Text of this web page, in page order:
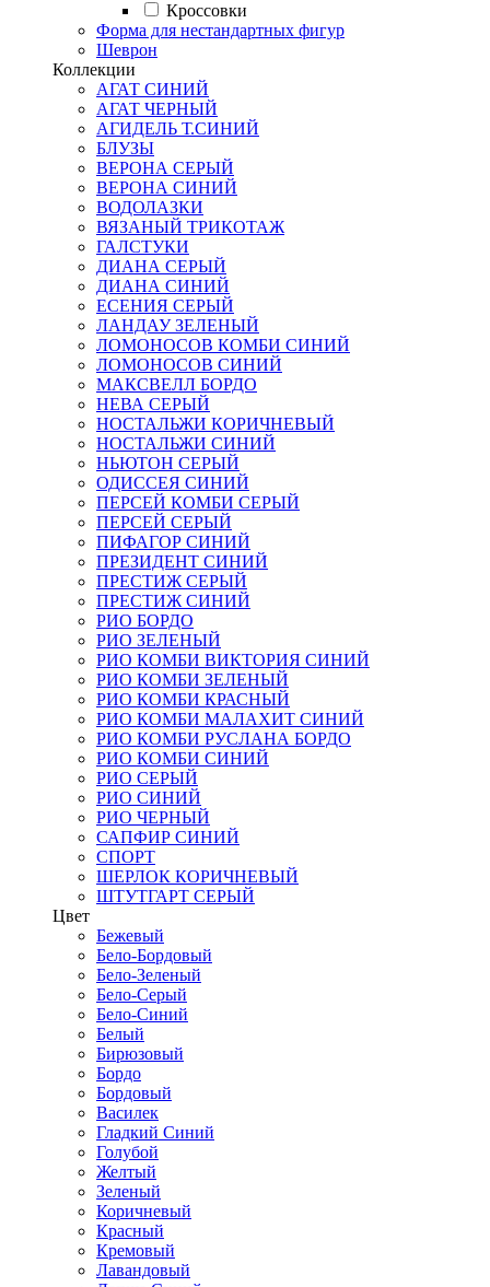
Кроссовки
Форма для нестандартных фигур
Шеврон
Коллекции
АГАТ СИНИЙ
АГАТ ЧЕРНЫЙ
АГИДЕЛЬ Т.СИНИЙ
БЛУЗЫ
ВЕРОНА СЕРЫЙ
ВЕРОНА СИНИЙ
ВОДОЛАЗКИ
ВЯЗАНЫЙ ТРИКОТАЖ
ГАЛСТУКИ
ДИАНА СЕРЫЙ
ДИАНА СИНИЙ
ЕСЕНИЯ СЕРЫЙ
ЛАНДАУ ЗЕЛЕНЫЙ
ЛОМОНОСОВ КОМБИ СИНИЙ
ЛОМОНОСОВ СИНИЙ
МАКСВЕЛЛ БОРДО
НЕВА СЕРЫЙ
НОСТАЛЬЖИ КОРИЧНЕВЫЙ
НОСТАЛЬЖИ СИНИЙ
НЬЮТОН СЕРЫЙ
ОДИССЕЯ СИНИЙ
ПЕРСЕЙ КОМБИ СЕРЫЙ
ПЕРСЕЙ СЕРЫЙ
ПИФАГОР СИНИЙ
ПРЕЗИДЕНТ СИНИЙ
ПРЕСТИЖ СЕРЫЙ
ПРЕСТИЖ СИНИЙ
РИО БОРДО
РИО ЗЕЛЕНЫЙ
РИО КОМБИ ВИКТОРИЯ СИНИЙ
РИО КОМБИ ЗЕЛЕНЫЙ
РИО КОМБИ КРАСНЫЙ
РИО КОМБИ МАЛАХИТ СИНИЙ
РИО КОМБИ РУСЛАНА БОРДО
РИО КОМБИ СИНИЙ
РИО СЕРЫЙ
РИО СИНИЙ
РИО ЧЕРНЫЙ
САПФИР СИНИЙ
СПОРТ
ШЕРЛОК КОРИЧНЕВЫЙ
ШТУТГАРТ СЕРЫЙ
Цвет
Бежевый
Бело-Бордовый
Бело-Зеленый
Бело-Серый
Бело-Синий
Белый
Бирюзовый
Бордо
Бордовый
Василек
Гладкий Синий
Голубой
Желтый
Зеленый
Коричневый
Красный
Кремовый
Лавандовый